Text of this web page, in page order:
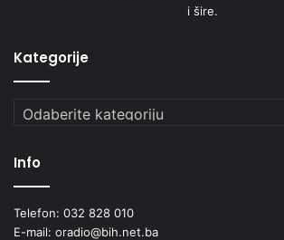
i šire.
Kategorije
Kategorije
Info
Telefon: 032 828 010
E-mail: oradio@bih.net.ba